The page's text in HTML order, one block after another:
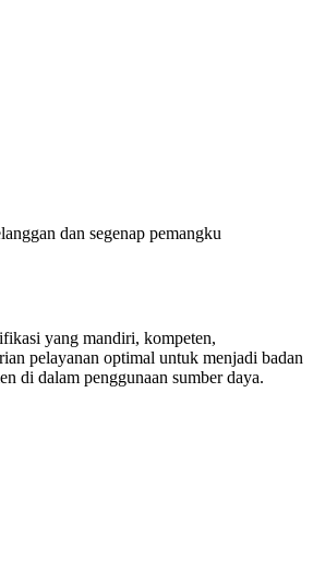
dan segenap pemangku
yang mandiri, kompeten,
pelayanan optimal untuk menjadi badan
di dalam penggunaan sumber daya.